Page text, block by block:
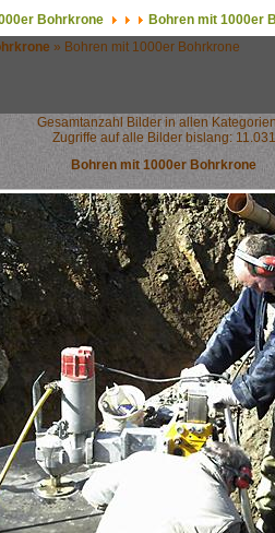
Bohrkrone Bohren mit 1000er
» Bohren mit 1000er Bohrkrone
Gesamtanzahl Bilder in allen
Zugriffe auf alle Bilder bislang: 11.031
Bohren mit 1000er Bohrkrone